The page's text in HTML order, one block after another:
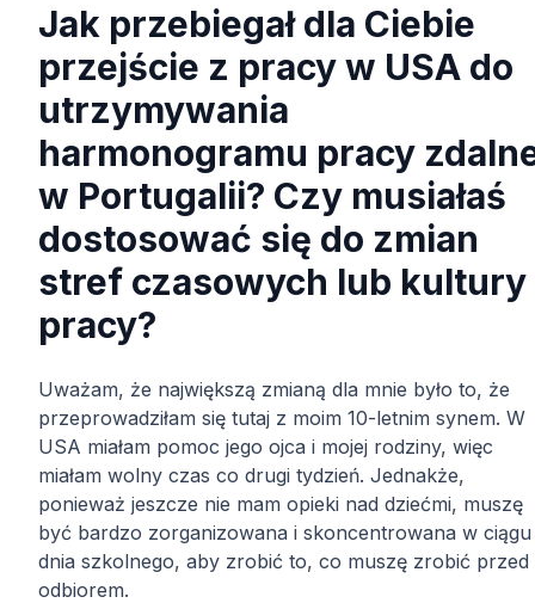
Jak przebiegał dla Ciebie
przejście z pracy w USA do
utrzymywania
harmonogramu pracy
w Portugalii? Czy musiałaś
dostosować się do zmian
stref czasowych lub kultury
pracy?
Uważam, że największą zmianą dla mnie było to, że
przeprowadziłam się tutaj z moim 10-letnim synem. W
USA miałam pomoc jego ojca i mojej rodziny, więc
miałam wolny czas co drugi tydzień. Jednakże,
ponieważ jeszcze nie mam opieki nad dziećmi, muszę
być bardzo zorganizowana i skoncentrowana w ciągu
dnia szkolnego, aby zrobić to, co muszę zrobić przed
odbiorem.